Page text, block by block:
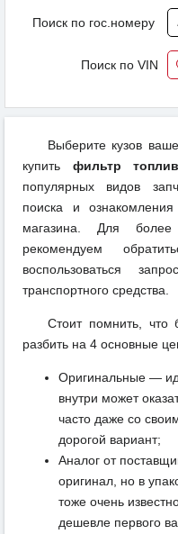
Поиск по гос.номеру
Поиск по VIN
Выберите кузов
купить фильтр
популярных видов
поиска и
магазина. Для более
рекомендуем
воспользоваться
транспортного средства.
Стоит помнить, что
разбить на 4 основные
Оригинальные —
внутри может
часто даже со
дорогой вариант;
Аналог от
оригинал, но в
тоже очень
дешевле первого